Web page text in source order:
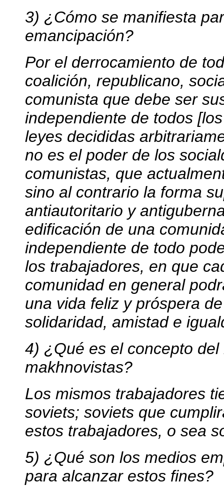
3) ¿Cómo se manifiesta
emancipación?
Por el derrocamiento de
coalición, republicano,
comunista que debe ser
independiente de todos
leyes decididas
no es el poder de los
comunistas, que
sino al contrario la forma
antiautoritario y
edificación de una
independiente de todo
los trabajadores, en que
comunidad en general
una vida feliz y próspera
solidaridad, amistad e
4) ¿Qué es el concepto
makhnovistas?
Los mismos trabajadores
soviets; soviets que
estos trabajadores, o sea
5) ¿Qué son los medios
para alcanzar estos fines?